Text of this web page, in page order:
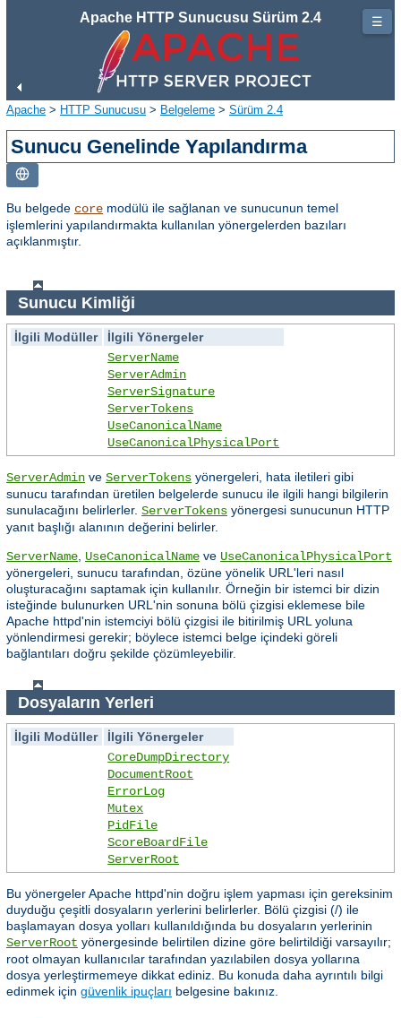
Apache HTTP Sunucusu Sürüm 2.4
Apache > HTTP Sunucusu > Belgeleme > Sürüm 2.4
Sunucu Genelinde Yapılandırma
Bu belgede core modülü ile sağlanan ve sunucunun temel
işlemlerini yapılandırmakta kullanılan yönergelerden bazıları
açıklanmıştır.
Sunucu Kimliği
İlgili Modüller
İlgili Yönergeler
ServerName
ServerAdmin
ServerSignature
ServerTokens
UseCanonicalName
UseCanonicalPhysicalPort
ServerAdmin ve ServerTokens yönergeleri, hata iletileri gibi
sunucu tarafından üretilen belgelerde sunucu ile ilgili hangi bilgilerin
sunulacağını belirlerler. ServerTokens yönergesi sunucunun HTTP
yanıt başlığı alanının değerini belirler.
ServerName UseCanonicalName ve UseCanonicalPhysicalPort
yönergeleri, sunucu tarafından, özüne yönelik URL'leri nasıl
oluşturacağını saptamak için kullanılır. Örneğin bir istemci bir dizin
isteğinde bulunurken URL'nin sonuna bölü çizgisi eklemese bile
Apache httpd'nin istemciyi bölü çizgisi ile bitirilmiş URL yoluna
yönlendirmesi gerekir; böylece istemci belge içindeki göreli
bağlantıları doğru şekilde çözümleyebilir.
Dosyaların Yerleri
İlgili Modüller
İlgili Yönergeler
CoreDumpDirectory
DocumentRoot
ErrorLog
Mutex
PidFile
ScoreBoardFile
ServerRoot
Bu yönergeler Apache httpd'nin doğru işlem yapması için gereksinim
duyduğu çeşitli dosyaların yerlerini belirlerler. Bölü çizgisi (/) ile
başlamayan dosya yolları kullanıldığında bu dosyaların yerlerinin
ServerRoot yönergesinde belirtilen dizine göre belirtildiği varsayılır;
root olmayan kullanıcılar tarafından yazılabilen dosya yollarına
dosya yerleştirmemeye dikkat ediniz. Bu konuda daha ayrıntılı bilgi
edinmek için güvenlik ipuçları belgesine bakınız.
☰